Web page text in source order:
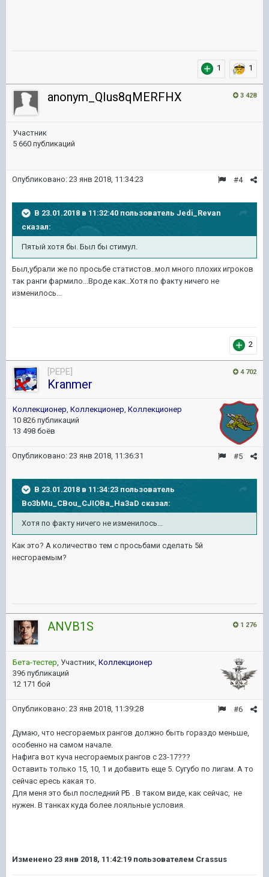
1 1
3 428
anonym_QIus8qMERFHX
Участник
5 660 публикаций
#4
Опубликовано: 23 янв 2018, 11:34:23
В 23.01.2018 в 11:32:40 пользователь Jedi_Revan
сказал:
Пятый хотя бы. Был бы стимул.
Был,убрали же по просьбе статистов..мол много плохих игроков
так ранги фармило...Вроде как..Хотя по факту ничего не
изменилось...
2
4 702
[PEPE]
Kranmer
Коллекционер, Коллекционер, Коллекционер
10 826 публикаций
13 498 боёв
#5
Опубликовано: 23 янв 2018, 11:36:31
В 23.01.2018 в 11:34:23 пользователь
Bo3bMu_CBou_CJIOBa_Ha3aD сказал:
Хотя по факту ничего не изменилось...
Как это? А количество тем с просьбами сделать 5й
несгораемым?
1 276
ANVB1S
Бета-тестер, Участник, Коллекционер
396 публикаций
12 171 бой
#6
Опубликовано: 23 янв 2018, 11:39:28
Думаю, что несгораемых рангов должно быть гораздо меньше,
особенно на самом начале.
Нафига вот куча несгораемых рангов с 23-17???
Оставить только 15, 10, 1 и добавить еще 5. Сугубо по лигам. А то
сейчас ересь какая то.
Для меня это был последний РБ . В таком виде, как сейчас, не
нужен. В танках куда более лояльные условия.
Изменено 23 янв 2018, 11:42:19 пользователем Crassus